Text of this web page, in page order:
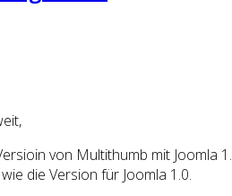
von Multithumb mit Joomla 1.
die Version für Joomla 1.0.